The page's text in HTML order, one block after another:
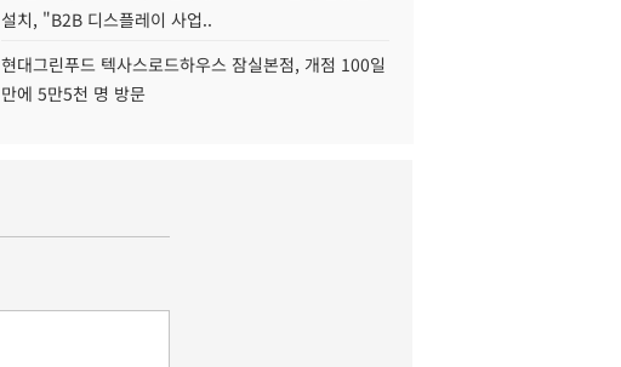
설치, "B2B 디스플레이 사업..
현대그린푸드 텍사스로드하우스 잠실본점, 개점 100일
만에 5만5천 명 방문